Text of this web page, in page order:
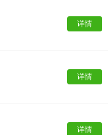
详情
详情
详情